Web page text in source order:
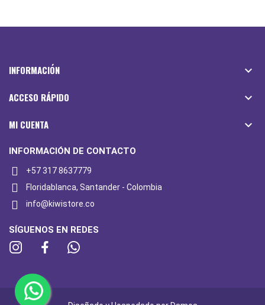
INFORMACIÓN 
ACCESO RÁPIDO 
MI CUENTA 
INFORMACIÓN DE CONTACTO
+57 317 8637779
Floridablanca, Santander - Colombia
info@kiwistore.co
SÍGUENOS EN REDES